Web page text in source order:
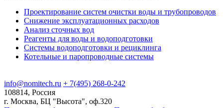
Проектирование систем очистки воды и трубопроводов
Снижение эксплуатационных расходов
Анализ сточных вод
Реагенты для воды и водоподготовки
Системы водоподготовки и рециклинга
Котельные и паропроводные системы
info@nomitech.ru + 7(495) 268-0-242
108814, Россия
г. Москва, БЦ "Высота", оф.320